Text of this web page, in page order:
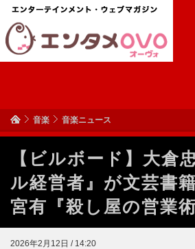
音楽 音楽ニュース
【ビルボード】大倉
ル経営者』が文芸書
宮有『殺し屋の営業
2026年2月12日 / 14:20